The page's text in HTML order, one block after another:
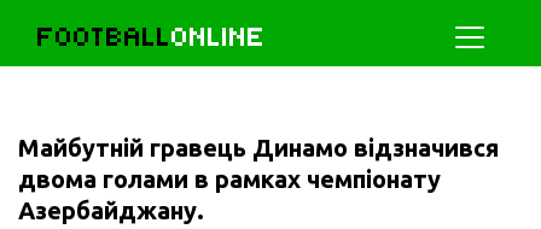
FOOTBALLONLINE
Майбутній гравець Динамо відзначився
двома голами в рамках чемпіонату
Азербайджану.